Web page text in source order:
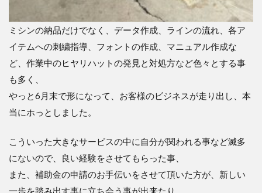
ミシンの納品だけでなく、データ作成、ラインの流れ、各ア
イテムへの刺繍指導、フォントの作成、マニュアル作成な
ど、作業中のヒヤリハットの発見と対処方など色々とする事
も多く、
やっと6月末で形になって、お客様のビジネスが走り出し、本
当にホっとしました。
こういった大きなサービスの中に自分が関われる事など滅多
にないので、良い経験をさせてもらった事、
また、補助金の申請のお手伝いをさせて頂いた方が、新しい
一歩を踏み出す事に立ち会う事が出来たり、